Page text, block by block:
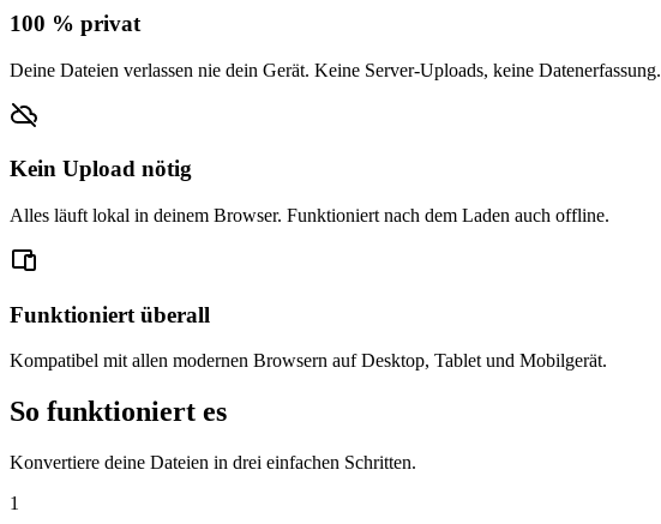
100 % privat
Deine Dateien verlassen nie dein Gerät. Keine Server-Uploads, keine Datenerfassung.
Kein Upload nötig
Alles läuft lokal in deinem Browser. Funktioniert nach dem Laden auch offline.
Funktioniert überall
Kompatibel mit allen modernen Browsern auf Desktop, Tablet und Mobilgerät.
So funktioniert es
Konvertiere deine Dateien in drei einfachen Schritten.
1